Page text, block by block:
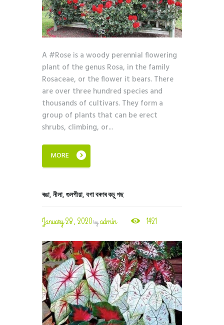
A #Rose is a woody perennial flowering
plant of the genus Rosa, in the family
Rosaceae, or the flower it bears. There
are over three hundred species and
thousands of cultivars. They form a
group of plants that can be erect
shrubs, climbing, or...
MORE
ৰঙা, নীলা, গুলপীয়া, বগা বৰণৰ কচু গছ
January 28, 2020byadmin 1421